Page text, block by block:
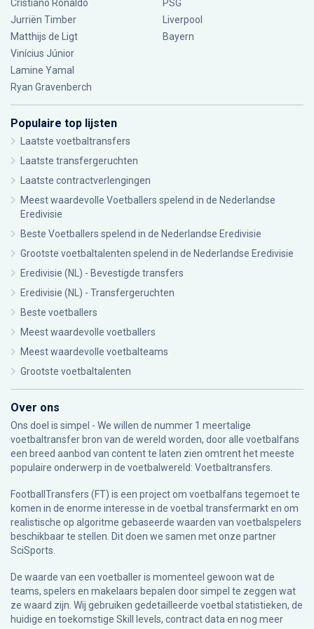
Cristiano Ronaldo
Jurriën Timber
Matthijs de Ligt
Vinícius Júnior
Lamine Yamal
Ryan Gravenberch
PSG
Liverpool
Bayern
Populaire top lijsten
Laatste voetbaltransfers
Laatste transfergeruchten
Laatste contractverlengingen
Meest waardevolle Voetballers spelend in de Nederlandse
Eredivisie
Beste Voetballers spelend in de Nederlandse Eredivisie
Grootste voetbaltalenten spelend in de Nederlandse Eredivisie
Eredivisie (NL) - Bevestigde transfers
Eredivisie (NL) - Transfergeruchten
Beste voetballers
Meest waardevolle voetballers
Meest waardevolle voetbalteams
Grootste voetbaltalenten
Over ons
Ons doel is simpel - We willen de nummer 1 meertalige
voetbaltransfer bron van de wereld worden, door alle voetbalfans
een breed aanbod van content te laten zien omtrent het meeste
populaire onderwerp in de voetbalwereld: Voetbaltransfers.
FootballTransfers (FT) is een project om voetbalfans tegemoet te
komen in de enorme interesse in de voetbal transfermarkt en om
realistische op algoritme gebaseerde waarden van voetbalspelers
beschikbaar te stellen. Dit doen we samen met onze partner
SciSports
De waarde van een voetballer is momenteel gewoon wat de
teams, spelers en makelaars bepalen door simpel te zeggen wat
ze waard zijn. Wij gebruiken gedetailleerde voetbal statistieken, de
huidige en toekomstige Skill levels, contract data en nog meer